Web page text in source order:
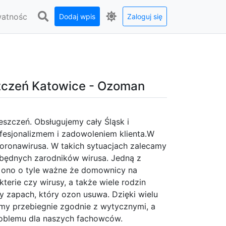
Dodaj wpis Zaloguj się
Katowice - Ozoman
Obsługujemy cały Śląsk i
i zadowoleniem klienta.W
W takich sytuacjach zalecamy
zarodników wirusa. Jedną z
o tyle ważne że domownicy na
czy wirusy, a także wiele rodzin
zapach, który ozon usuwa. Dzięki wielu
przebiegnie zgodnie z wytycznymi, a
dla naszych fachowców.